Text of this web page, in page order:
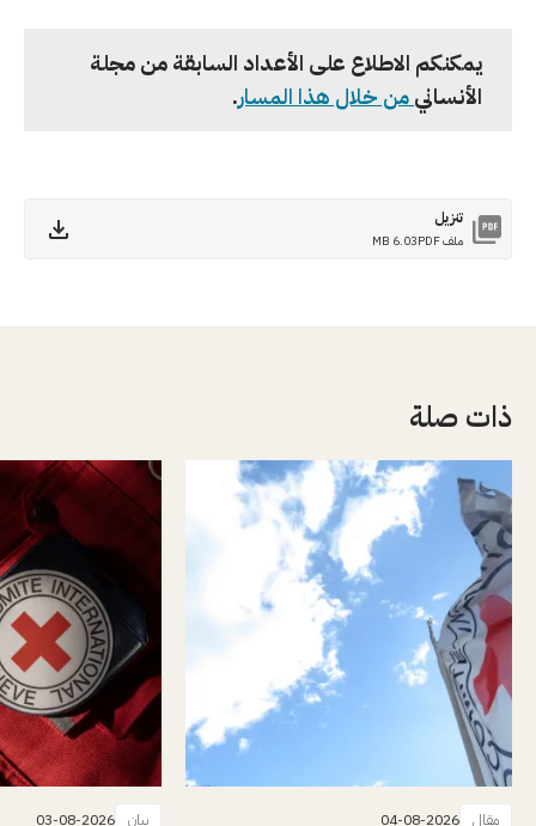
يمكنكم الاطلاع على الأعداد السابقة من مجلة
الأنسانيمن خلال هذا المسار.
تنزيل
ملف PDF 6.03 MB
ذات صلة
مقال 04-08-2026 بيان 03-08-2026